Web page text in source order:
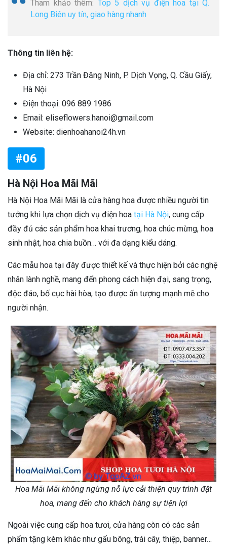
Tham khảo thêm: Top 5 dịch vụ điện hoa tại Q.
Long Biên uy tín, giao hàng nhanh
Thông tin liên hệ:
Địa chỉ: 273 Trần Đăng Ninh, P. Dịch Vọng, Q. Cầu Giấy,
Hà Nội
Điện thoại: 096 889 1986
Email: eliseflowers.hanoi@gmail.com
Website: dienhoahanoi24h.vn
#06
Hà Nội Hoa Mãi Mãi
Hà Nội Hoa Mãi Mãi là cửa hàng hoa được nhiều người tin
tưởng khi lựa chọn dịch vụ điện hoa tại Hà Nội, cung cấp
đầy đủ các sản phẩm hoa khai trương, hoa chúc mừng, hoa
sinh nhật, hoa chia buồn… với đa dạng kiểu dáng.
Các mẫu hoa tại đây được thiết kế và thực hiện bởi các nghệ
nhân lành nghề, mang đến phong cách hiện đại, sang trọng,
độc đáo, bố cục hài hòa, tạo được ấn tượng mạnh mẽ cho
người nhận.
Hoa Mãi Mãi không ngừng nỗ lực cải thiện quy trình đặt
hoa, mang đến cho khách hàng sự tiện lợi
Ngoài việc cung cấp hoa tươi, cửa hàng còn có các sản
phẩm tặng kèm khác như gấu bông, trái cây, thiệp, banner…